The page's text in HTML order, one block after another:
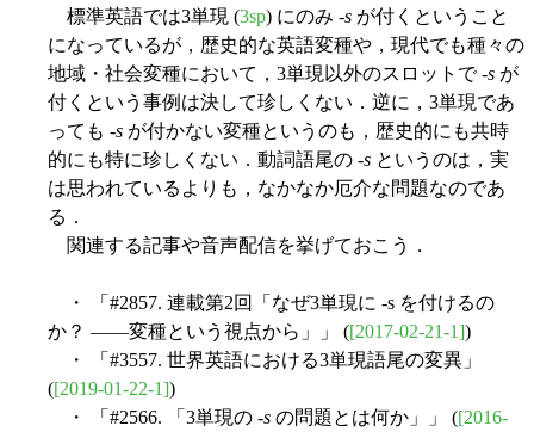
標準英語では3単現 (3sp) にのみ -s が付くということ
になっているが，歴史的な英語変種や，現代でも種々の
地域・社会変種において，3単現以外のスロットで -s が
付くという事例は決して珍しくない．逆に，3単現であ
っても -s が付かない変種というのも，歴史的にも共時
的にも特に珍しくない．動詞語尾の -s というのは，実
は思われているよりも，なかなか厄介な問題なのであ
る．
関連する記事や音声配信を挙げておこう．
・ 「#2857. 連載第2回「なぜ3単現に -s を付けるの
か？ ――変種という視点から」」 ([2017-02-21-1])
・ 「#3557. 世界英語における3単現語尾の変異」
([2019-01-22-1])
・ 「#2566. 「3単現の -s の問題とは何か」」 ([2016-